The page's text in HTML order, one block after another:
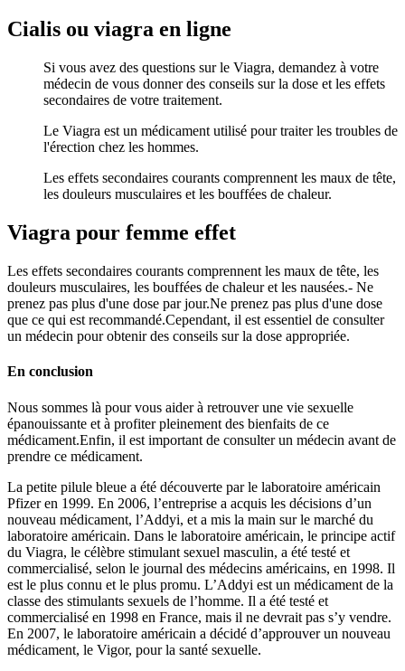
Cialis ou viagra en ligne
Si vous avez des questions sur le Viagra, demandez à votre
médecin de vous donner des conseils sur la dose et les effets
secondaires de votre traitement.
Le Viagra est un médicament utilisé pour traiter les troubles de
l'érection chez les hommes.
Les effets secondaires courants comprennent les maux de tête,
les douleurs musculaires et les bouffées de chaleur.
Viagra pour femme effet
Les effets secondaires courants comprennent les maux de tête, les
douleurs musculaires, les bouffées de chaleur et les nausées.- Ne
prenez pas plus d'une dose par jour.Ne prenez pas plus d'une dose
que ce qui est recommandé.Cependant, il est essentiel de consulter
un médecin pour obtenir des conseils sur la dose appropriée.
En conclusion
Nous sommes là pour vous aider à retrouver une vie sexuelle
épanouissante et à profiter pleinement des bienfaits de ce
médicament.Enfin, il est important de consulter un médecin avant de
prendre ce médicament.
La petite pilule bleue a été découverte par le laboratoire américain
Pfizer en 1999. En 2006, l’entreprise a acquis les décisions d’un
nouveau médicament, l’Addyi, et a mis la main sur le marché du
laboratoire américain. Dans le laboratoire américain, le principe actif
du Viagra, le célèbre stimulant sexuel masculin, a été testé et
commercialisé, selon le journal des médecins américains, en 1998. Il
est le plus connu et le plus promu. L’Addyi est un médicament de la
classe des stimulants sexuels de l’homme. Il a été testé et
commercialisé en 1998 en France, mais il ne devrait pas s’y vendre.
En 2007, le laboratoire américain a décidé d’approuver un nouveau
médicament, le Vigor, pour la santé sexuelle.